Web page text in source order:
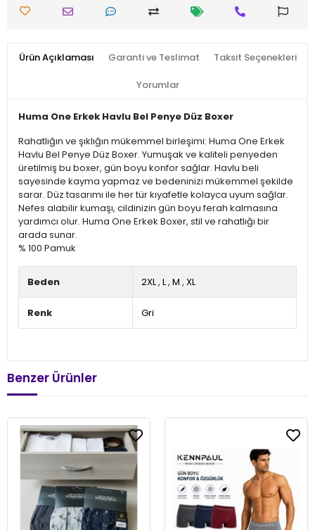
Ürün Açıklaması Garanti ve Teslimat Taksit Seçenekleri
Yorumlar
Huma One Erkek Havlu Bel Penye Düz Boxer
Rahatlığın ve şıklığın mükemmel birleşimi: Huma One Erkek
Havlu Bel Penye Düz Boxer. Yumuşak ve kaliteli penyeden
üretilmiş bu boxer, gün boyu konfor sağlar. Havlu beli
sayesinde kayma yapmaz ve bedeninizi mükemmel şekilde
sarar. Düz tasarımı ile her tür kıyafetle kolayca uyum sağlar.
Nefes alabilir kumaşı, cildinizin gün boyu ferah kalmasına
yardımcı olur. Huma One Erkek Boxer, stil ve rahatlığı bir
arada sunar.
% 100 Pamuk
Beden 2XL, L, M , XL
Renk Gri
Benzer Ürünler